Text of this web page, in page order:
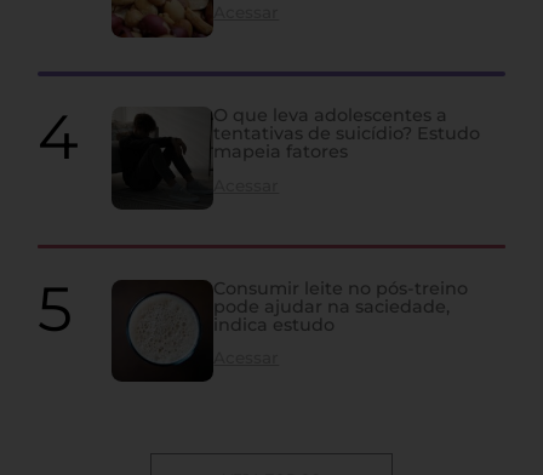
O que leva adolescentes a
tentativas de suicídio? Estudo
mapeia fatores
Consumir leite no pós-treino
pode ajudar na saciedade,
indica estudo